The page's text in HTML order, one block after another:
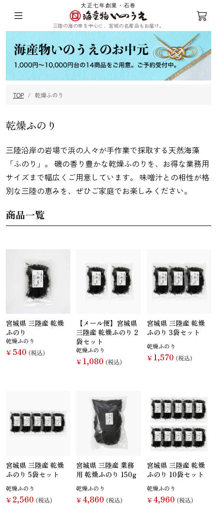
大正七年創業・石巻
三陸の海の幸を中心に、宮城の名産品もお届け。
ログイン 会員登録
かめ
まつも 昆布 海苔 その他海藻
いわし
ゃこ）
辛子明太子 すじこ
いか（する
いか（塩辛） うに
TOP 乾燥ふのり
乾燥ふのり
三陸沿岸の岩場で浜の人々が手作業で採取する天然海藻
「ふのり」。 磯の香り豊かな乾燥ふのりを、お得な業務用
サイズまで幅広くご用意しています。 味噌汁との相性が格
別な三陸の恵みを、ぜひご家庭でお楽しみください。
商品一覧
宮城県 三陸産 乾燥
ふのり
乾燥ふのり
￥ 540 (税込)
【メール便】宮城県
三陸産 乾燥ふのり 2
袋セット
乾燥ふのり
￥ 1,080 (税込)
宮城県 三陸産 乾燥
ふのり 3袋セット
乾燥ふのり
￥ 1,570 (税込)
宮城県 三陸産 乾燥
ふのり 5袋セット
乾燥ふのり
￥ 2,560 (税込)
宮城県 三陸産 業務
用 乾燥ふのり 150g
乾燥ふのり
￥4,860 (税込)
宮城県 三陸産 乾燥
ふのり 10袋セット
乾燥ふのり
￥4,960 (税込)